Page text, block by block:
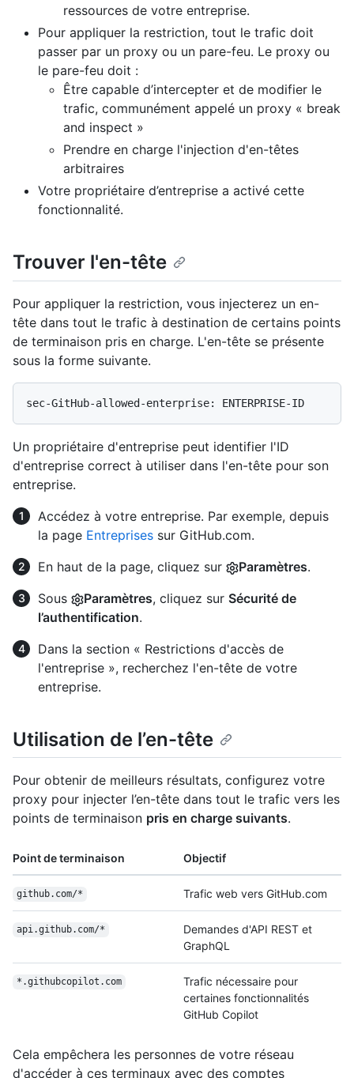
ressources de votre entreprise.
Pour appliquer la restriction, tout le trafic doit
passer par un proxy ou un pare-feu. Le proxy ou
le pare-feu doit :
Être capable d’intercepter et de modifier le
trafic, communément appelé un proxy « break
and inspect »
Prendre en charge l'injection d'en-têtes
arbitraires
Votre propriétaire d’entreprise a activé cette
fonctionnalité.
Trouver l'en-tête
Pour appliquer la restriction, vous injecterez un en-
tête dans tout le trafic à destination de certains points
de terminaison pris en charge. L'en-tête se présente
sous la forme suivante.
Un propriétaire d'entreprise peut identifier l'ID
d'entreprise correct à utiliser dans l'en-tête pour son
entreprise.
Accédez à votre entreprise. Par exemple, depuis
la page Entreprises sur GitHub.com.
En haut de la page, cliquez sur
Paramètres.
Sous
Paramètres, cliquez sur Sécurité de
l’authentification.
Dans la section « Restrictions d'accès de
l'entreprise », recherchez l'en-tête de votre
entreprise.
Utilisation de l’en-tête
Pour obtenir de meilleurs résultats, configurez votre
proxy pour injecter l’en-tête dans tout le trafic vers les
points de terminaison pris en charge suivants.
Point de terminaison Objectif
github.com/* Trafic web vers GitHub.com
api.github.com/*
Demandes d'API REST et
GraphQL
*.githubcopilot.com
Trafic nécessaire pour
certaines fonctionnalités
GitHub Copilot
Cela empêchera les personnes de votre réseau
d'accéder à ces terminaux avec des comptes